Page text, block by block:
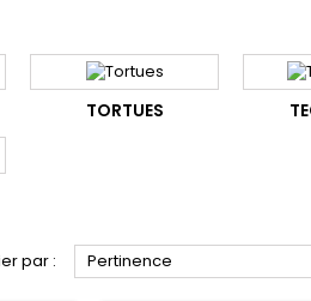
TORTUES
par : Pertinence